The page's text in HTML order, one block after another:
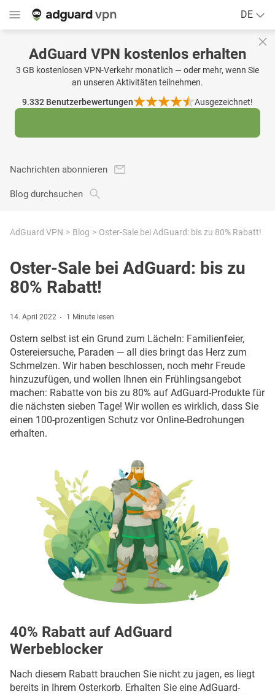
DE
AdGuard VPN kostenlos erhalten
3 GB kostenlosen VPN-Verkehr monatlich — oder mehr, wenn Sie
an unseren Aktivitäten teilnehmen.
9.332 Benutzerbewertungen Ausgezeichnet!
Nachrichten abonnieren
Blog durchsuchen
AdGuard VPN Blog Oster-Sale bei AdGuard: bis zu 80% Rabatt!
Oster-Sale bei AdGuard: bis zu
80% Rabatt!
14. April 2022 1 Minute lesen
Ostern selbst ist ein Grund zum Lächeln: Familienfeier,
Ostereiersuche, Paraden — all dies bringt das Herz zum
Schmelzen. Wir haben beschlossen, noch mehr Freude
hinzuzufügen, und wollen Ihnen ein Frühlingsangebot
machen: Rabatte von bis zu 80% auf AdGuard-Produkte für
die nächsten sieben Tage! Wir wollen es wirklich, dass Sie
einen 100-prozentigen Schutz vor Online-Bedrohungen
erhalten.
40% Rabatt auf AdGuard
Werbeblocker
Nach diesem Rabatt brauchen Sie nicht zu jagen, es liegt
bereits in Ihrem Osterkorb. Erhalten Sie eine AdGuard-